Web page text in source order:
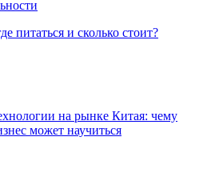
питаться и сколько стоит?
на рынке Китая: чему
может научиться